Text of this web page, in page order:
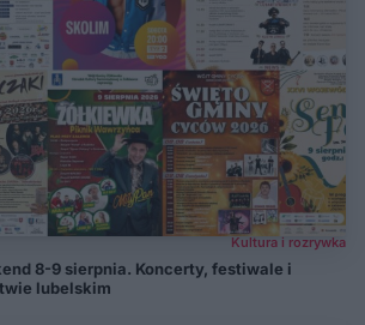
Kultura i rozrywka
8-9 sierpnia. Koncerty, festiwale i
lubelskim